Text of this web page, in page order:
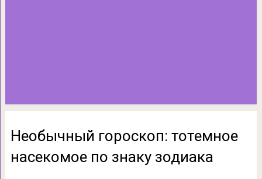
Необычный гороскоп: тотемное
насекомое по знаку зодиака